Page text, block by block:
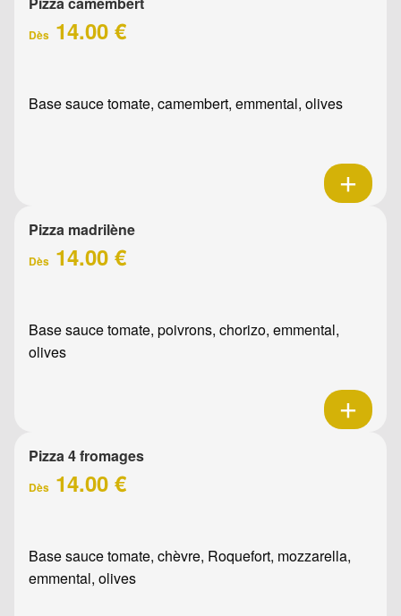
Dès 14.00 €
Base sauce tomate, camembert, emmental, olives
Pizza madrilène
Dès 14.00 €
Base sauce tomate, poivrons, chorizo, emmental,
olives
Pizza 4 fromages
Dès 14.00 €
Base sauce tomate, chèvre, Roquefort, mozzarella,
emmental, olives